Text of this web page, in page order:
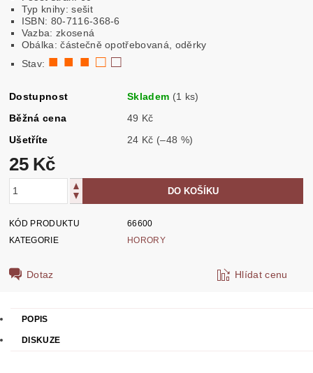
Typ knihy: sešit
ISBN: 80-7116-368-6
Vazba: zkosená
Obálka: částečně opotřebovaná, oděrky
Stav: ■ ■ ■ □□
Dostupnost Skladem (1 ks)
Běžná cena
49 Kč
Ušetříte
24 Kč (–48 %)
25 Kč
KÓD PRODUKTU
66600
KATEGORIE
HORORY
Dotaz Hlídat cenu
POPIS
DISKUZE